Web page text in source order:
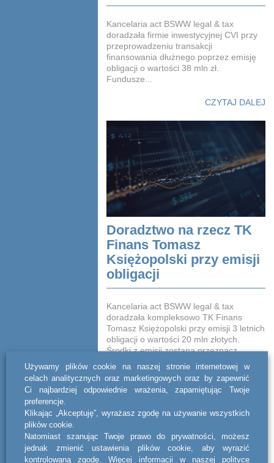
Kancelaria act BSWW legal & tax
doradzała firmie inwestycyjnej CVI przy
przeprowadzeniu transakcji
finansowania dłużnego poprzez emisję
obligacji o wartości 38 mln zł.
Fundusze...
CZYTAJ DALEJ
Doradztwo na rzecz TK
Finans Tomasz
Księżopolski przy emisji
obligacji
Kancelaria act BSWW legal & tax
doradzała kompleksowo TK Finans
Tomasz Księżopolski przy emisji 3 letnich
obligacji o wartości 20 mln złotych.
Środki z emisji zostaną przeznacz...
CZYTAJ DALEJ
Używamy plików cookie na naszej stronie internetowej w
celach analitycznych oraz marketingowych oraz by zapewnić
Ci najbardziej odpowiednie wrażenia, zapamiętując Twoje
preferencje.
Klikając „Akceptuję”, wyrażasz zgodę na używanie wszystkich
plików cookie.
Natomiast szanując Twoje prawo do prywatności, możesz
jednak zmienić ustawienia plików cookie, aby wyrazić
kontrolowaną zgodę. Więcej informacji w naszej polityce